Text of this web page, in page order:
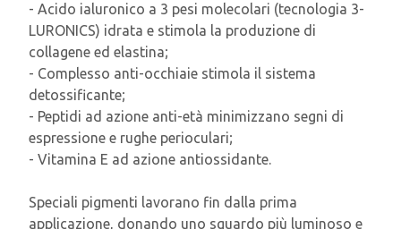
- Acido ialuronico a 3 pesi molecolari (tecnologia 3-
LURONICS) idrata e stimola la produzione di
collagene ed elastina;
- Complesso anti-occhiaie stimola il sistema
detossificante;
- Peptidi ad azione anti-età minimizzano segni di
espressione e rughe perioculari;
- Vitamina E ad azione antiossidante.
Speciali pigmenti lavorano fin dalla prima
applicazione, donando uno sguardo più luminoso e